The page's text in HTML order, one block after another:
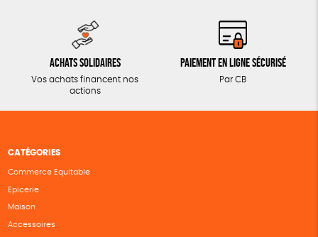
Achats solidaires
Vos achats financent nos
actions
Paiement en ligne sécurisé
Par CB
CATÉGORIES
Commerce Equitable
Epicerie
Maison
Accessoires